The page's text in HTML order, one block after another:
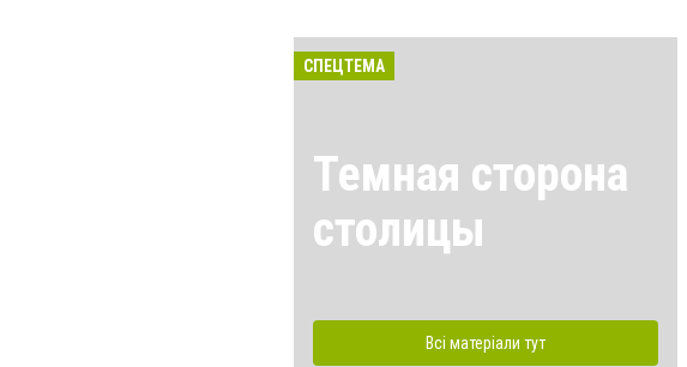
СПЕЦТЕМА
Темная сторона
столицы
Всі матеріали тут